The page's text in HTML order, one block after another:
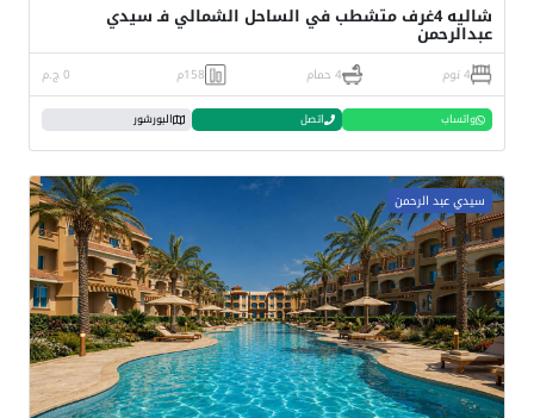
شاليه 4غرف متشطب في الساحل الشمالي فـ سيدي
عبدالرحمن
4 نوم 4 حمام 158م 0 ج.م
واتساب اتصل البورشور
سيدي عبد الرحمن